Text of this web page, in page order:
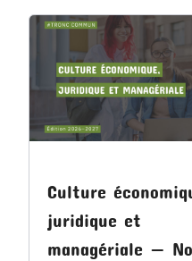
Culture
juridique et
managériale —